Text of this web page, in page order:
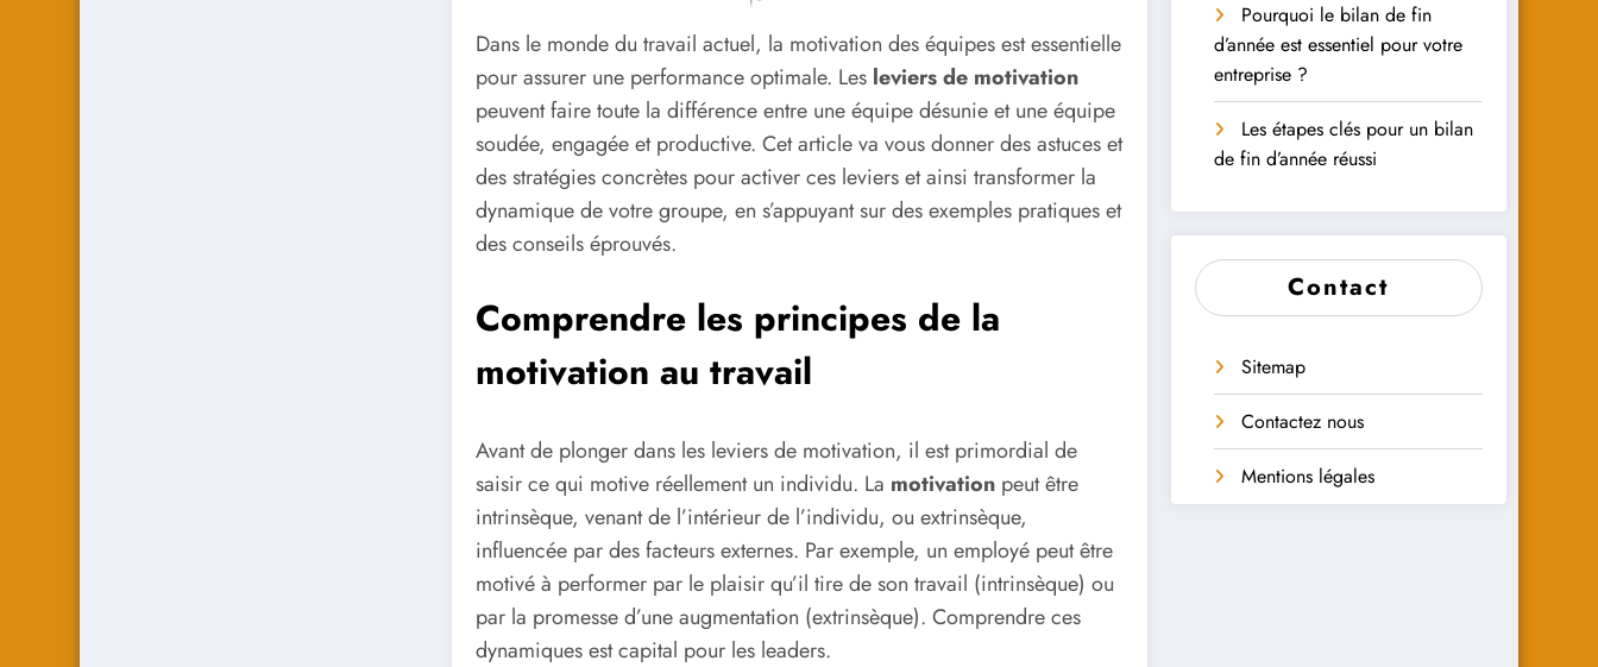
Dans le monde du travail actuel, la motivation des équipes est essentielle
pour assurer une performance optimale. Les leviers de motivation
peuvent faire toute la différence entre une équipe désunie et une équipe
soudée, engagée et productive. Cet article va vous donner des astuces et
des stratégies concrètes pour activer ces leviers et ainsi transformer la
dynamique de votre groupe, en s’appuyant sur des exemples pratiques et
des conseils éprouvés.
Comprendre les principes de la
motivation au travail
Avant de plonger dans les leviers de motivation, il est primordial de
saisir ce qui motive réellement un individu. La motivationpeut être
intrinsèque, venant de l’intérieur de l’individu, ou extrinsèque,
influencée par des facteurs externes. Par exemple, un employé peut être
motivé à performer par le plaisir qu’il tire de son travail (intrinsèque) ou
par la promesse d’une augmentation (extrinsèque). Comprendre ces
dynamiques est capital pour les leaders.
Pourquoi le bilan de fin
d’année est essentiel pour votre
entreprise ?
Les étapes clés pour un bilan
de fin d’année réussi
Contact
Sitemap
Contactez nous
Mentions légales